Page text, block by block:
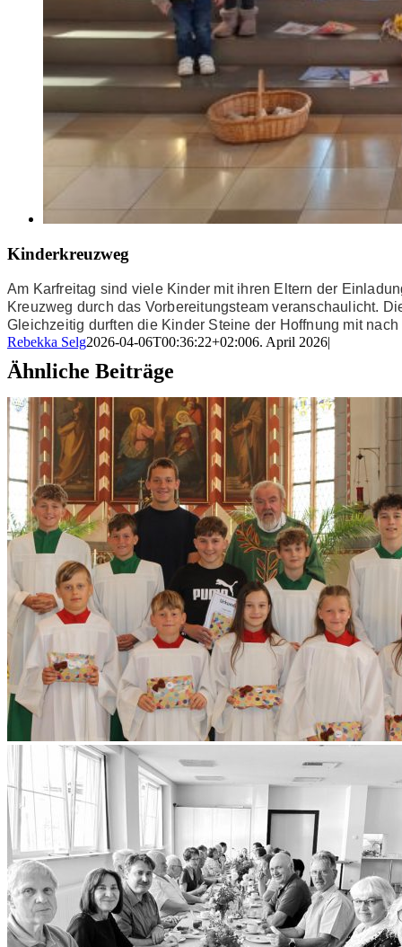
Kinderkreuzweg
Am Karfreitag sind viele Kinder mit ihren Eltern der
Kreuzweg durch das Vorbereitungsteam veranschaulicht.
Gleichzeitig durften die Kinder Steine der Hoffnung mit
Rebekka Selg2026-04-06T00:36:22+02:006. April 2026|
Ähnliche Beiträge